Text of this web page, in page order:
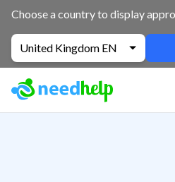
Choose a country to display
United Kingdom EN